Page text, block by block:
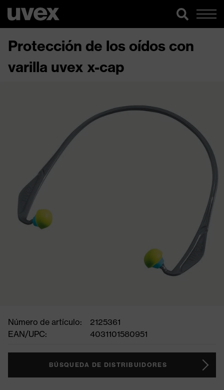
Protección de los oídos con
varilla uvex x-cap
Número de artículo:
2125361
EAN/UPC:
4031101580951
BÚSQUEDA DE DISTRIBUIDORES